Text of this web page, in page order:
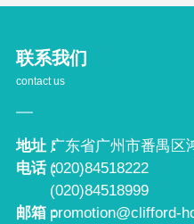
联系我们
contact us
地址：广东省广州市番禺区
电话：(020)84518222
(020)84518999
邮箱：promotion@clifford-